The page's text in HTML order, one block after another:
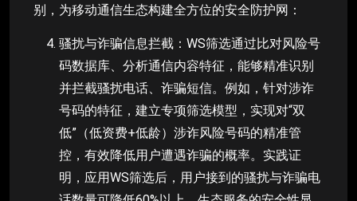
别，为移动通信生态构建全方位的安全防护网：
骚扰与诈骗信息拦截：WS筛选通过比对风险号
码数据库、分析通信内容特征，能够精准识别
并拦截骚扰电话、诈骗短信。例如，针对涉诈
号码的特征，建立专项筛选模型，实现对“双
低”（低资费+低龄）涉诈风险号码的精准管
控，有效降低用户遭遇诈骗的概率。实践证
明，应用WS筛选后，用户接到的骚扰与诈骗电